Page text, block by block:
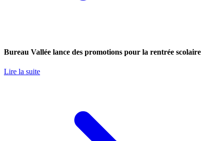
Bureau Vallée lance des promotions pour la rentrée scolaire
Lire la suite